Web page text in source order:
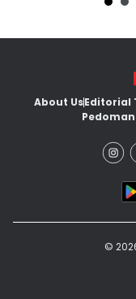
About UsEditorial
©